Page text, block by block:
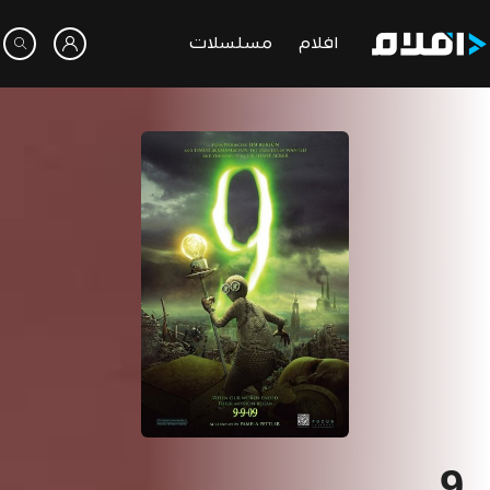
افلام مسلسلات